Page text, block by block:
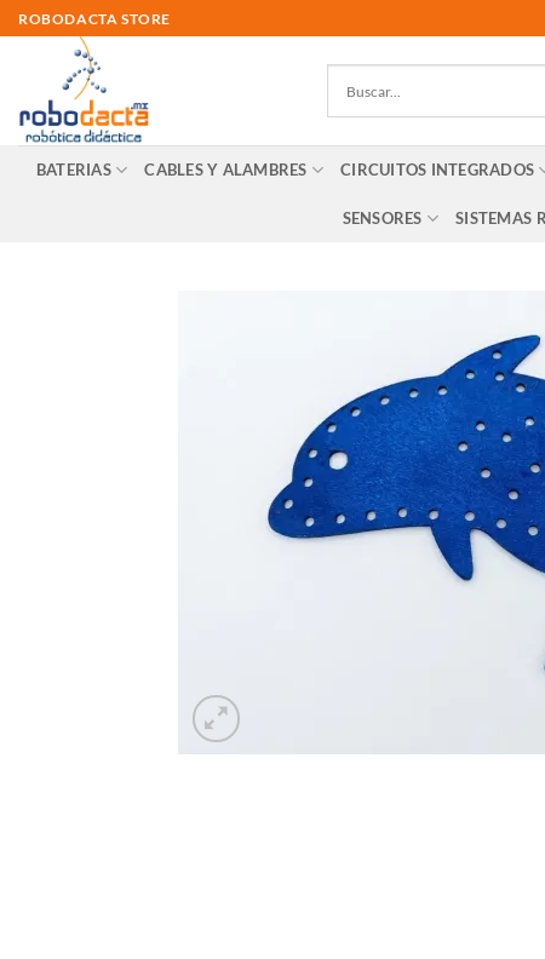
Skip
to
ROBODACTA STORE
BATERIAS CABLES Y ALAMBRES CIRCUITOS INTEGRADOS
SENSORES SISTEMAS